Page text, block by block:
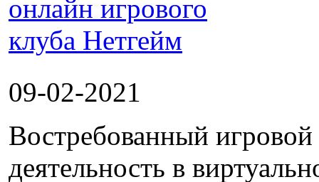
09-02-2021
Востребованный
деятельность в